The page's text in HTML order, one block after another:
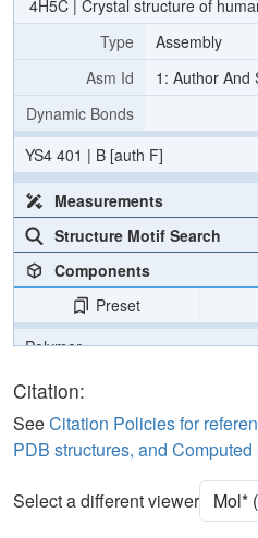
4H5C | Crystal structure of
Type
Assembly
Asm Id
1: Author And
Dynamic Bonds
YS4 401 | B [auth F]
Measurements
Structure Motif Search
Components
Preset
Polymer
Ligand
Water
Ion
[Focus] Target
[Focus] Surroundings (5 Å)
Citation:
SeeCitation Policies for
PDB structures, and
Select a different viewer